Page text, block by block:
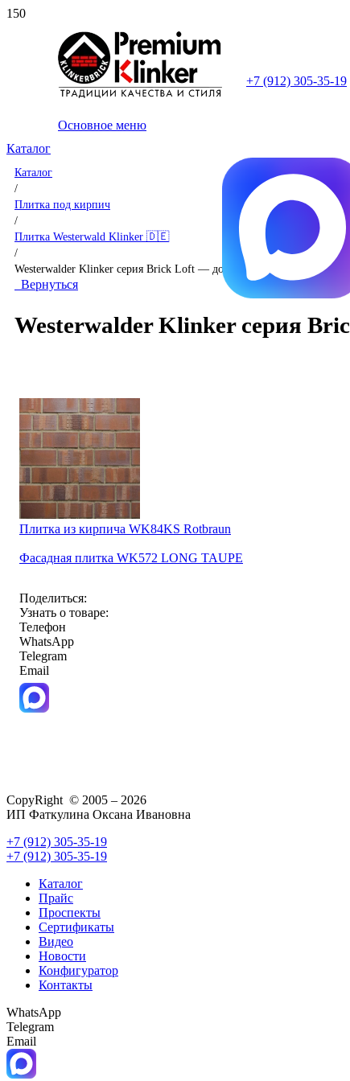
+7 (912) 305-35-19
Основное меню
Каталог
Каталог
/
Плитка под кирпич
/
Плитка Westerwald Klinker 🇩🇪
/
Westerwalder Klinker серия Brick Loft — доступна к поставке!
Вернуться
Westerwalder Klinker серия
Плитка из кирпича WK84KS Rotbraun
Фасадная плитка WK572 LONG TAUPE
Поделиться:
Узнать о товаре:
Телефон
WhatsApp
Telegram
Email
CopyRight © 2005 – 2026
ИП Фаткулина Оксана Ивановна
+7 (912) 305-35-19
+7 (912) 305-35-19
Каталог
Прайс
Проспекты
Сертификаты
Видео
Новости
Конфигуратор
Контакты
WhatsApp
Telegram
Email